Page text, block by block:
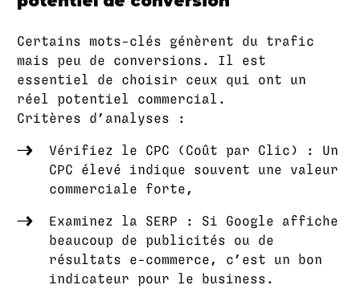
Certains mots-clés génèrent du trafic
mais peu de conversions. Il est
essentiel de choisir ceux qui ont un
réel potentiel commercial.
Critères d’analyses :
Vérifiez le CPC (Coût par Clic) : Un
CPC élevé indique souvent une valeur
commerciale forte,
Examinez la SERP : Si Google affiche
beaucoup de publicités ou de
résultats e-commerce, c’est un bon
indicateur pour le business.